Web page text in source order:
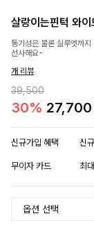
살랑이는핀턱 와
통기성은 물론 실루엣까
선사해요-
개 리뷰
39,500
30% 27,700
신규가입 혜택 신
무이자 카드 최